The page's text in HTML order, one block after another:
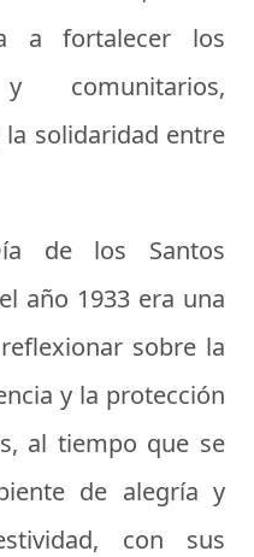
a fortalecer los
comunitarios,
solidaridad entre
de los Santos
año 1933 era una
sobre la
y la protección
al tiempo que se
de alegría y
con sus